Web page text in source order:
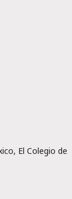
El Colegio de